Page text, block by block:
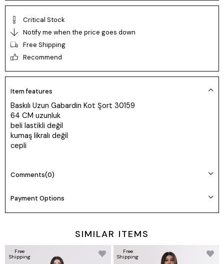
Critical Stock
Notify me when the price goes down
Free Shipping
Recommend
Item features
Baskılı Uzun Gabardin Kot Şort 30159
64 CM uzunluk
beli lastikli değil
kumaş likralı değil
cepli
Comments(0)
Payment Options
SIMILAR ITEMS
Free
Shipping
Free
Shipping